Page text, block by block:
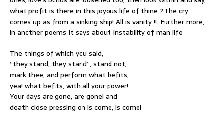
what profit is there in this joyous life of thine ? The cry
comes up as from a sinking ship! All is vanity !!. Further more,
in another poems It says about Instability of man life
The things of which you said,
“they stand, they stand”, stand not;
mark thee, and perform what befits,
yea! what befits, with all your power!
Your days are gone, are gone! and
death close pressing on is come, is come!